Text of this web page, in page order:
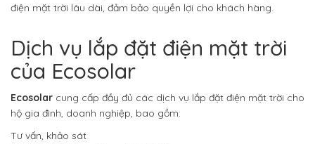
điện mặt trời lâu dài, đảm bảo quyền lợi cho khách hàng.
Dịch vụ lắp đặt điện mặt trời
của Ecosolar
Ecosolar cung cấp đầy đủ các dịch vụ lắp đặt điện mặt trời cho
hộ gia đình, doanh nghiệp, bao gồm:
Tư vấn, khảo sát